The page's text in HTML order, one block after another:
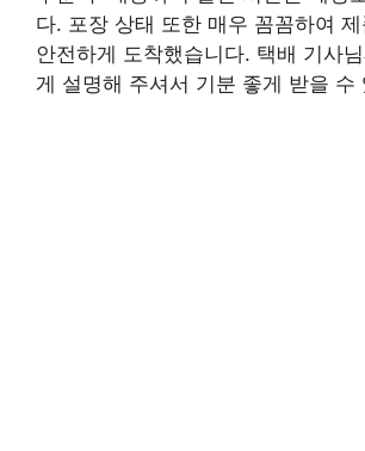
다. 포장 상태 또한 매우 꼼꼼하여
안전하게 도착했습니다. 택배 기사
게 설명해 주셔서 기분 좋게 받을 수